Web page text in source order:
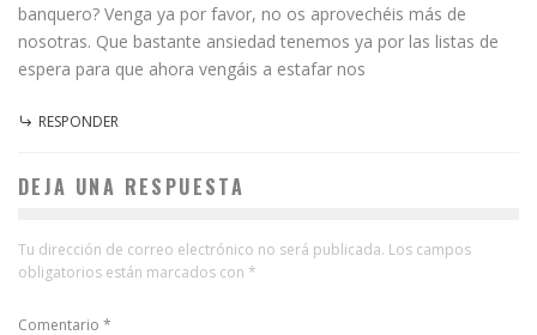
banquero? Venga ya por favor, no os aprovechéis más de
nosotras. Que bastante ansiedad tenemos ya por las listas de
espera para que ahora vengáis a estafar nos
RESPONDER
DEJA UNA RESPUESTA
Tu dirección de correo electrónico no será publicada. Los campos
obligatorios están marcados con *
Comentario *